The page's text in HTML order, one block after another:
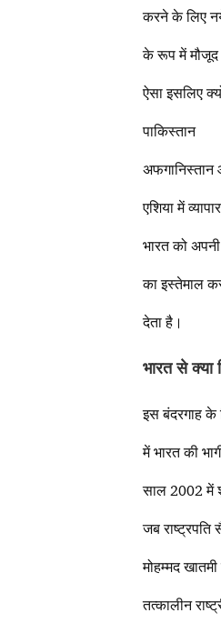
करने के लिए
के रूप में मौजूद
ऐसा इसलिए
पाकिस्तान
अफगानिस्तान
एशिया में
भारत को
का इस्तेमाल
देता है।
भारत से क्या
इस बंदरगाह के
में भारत की
साल 2002 में
जब राष्ट्रपति
मोहम्मद
तत्कालीन